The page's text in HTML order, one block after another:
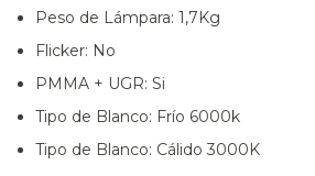
Peso de Lámpara: 1,7Kg
Flicker: No
PMMA + UGR: Si
Tipo de Blanco: Frío 6000k
Tipo de Blanco: Cálido 3000K